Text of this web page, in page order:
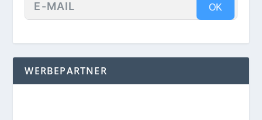
OK
WERBEPARTNER